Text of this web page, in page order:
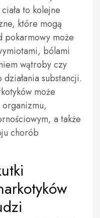
to kolejne
które mogą
pokarmowy może
bólami
wątroby czy
substancji.
może
a także
chorób